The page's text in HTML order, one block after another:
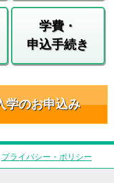
学費・
申込手続き
学のお申込み
プライバシー・ポリシー